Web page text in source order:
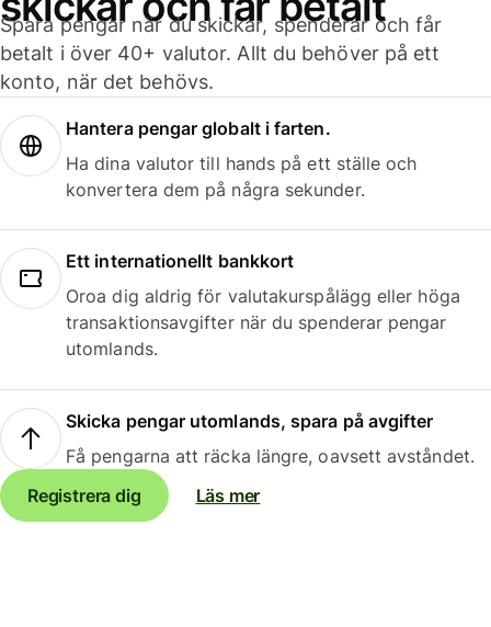
Spara pengar när du skickar, spenderar och får
betalt i över 40+ valutor. Allt du behöver på ett
konto, när det behövs.
Hantera pengar globalt i farten.
Ha dina valutor till hands på ett ställe och
konvertera dem på några sekunder.
Ett internationellt bankkort
Oroa dig aldrig för valutakurspålägg eller höga
transaktionsavgifter när du spenderar pengar
utomlands.
Skicka pengar utomlands, spara på avgifter
Få pengarna att räcka längre, oavsett avståndet.
Registrera dig
Läs mer